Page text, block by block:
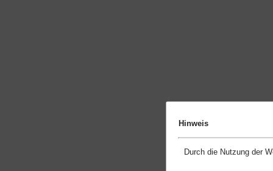
Hinweis
Durch die Nutzung der